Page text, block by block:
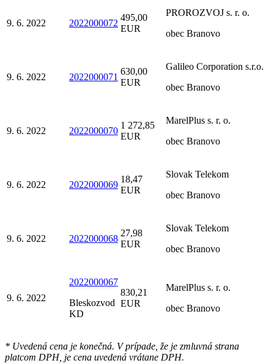
9. 6. 2022 2022000072
495,00
EUR
PROROZVOJ s. r. o.
obec Branovo
9. 6. 2022 2022000071
630,00
EUR
Galileo Corporation s.r.o.
obec Branovo
9. 6. 2022 2022000070
1 272,85
EUR
MarelPlus s. r. o.
obec Branovo
9. 6. 2022 2022000069
18,47
EUR
Slovak Telekom
obec Branovo
9. 6. 2022 2022000068
27,98
EUR
Slovak Telekom
obec Branovo
9. 6. 2022
2022000067
Bleskozvod
KD
830,21
EUR
MarelPlus s. r. o.
obec Branovo
* Uvedená cena je konečná. V prípade, že je zmluvná strana
platcom DPH, je cena uvedená vrátane DPH.